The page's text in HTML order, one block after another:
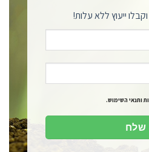
ייעוץ ללא עלות!
ותנאי השימוש.